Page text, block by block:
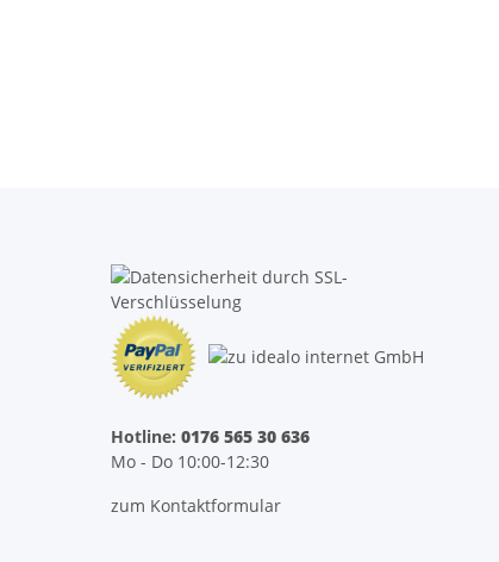
Hotline: 0176 565 30 636
Mo - Do 10:00-12:30
zum Kontaktformular